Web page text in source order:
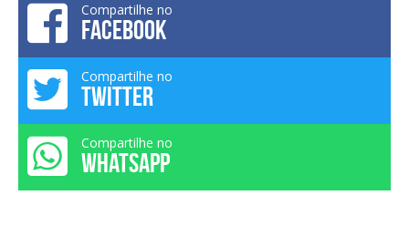
Compartilhe no
FACEBOOK
Compartilhe no
TWITTER
Compartilhe no
WHATSAPP